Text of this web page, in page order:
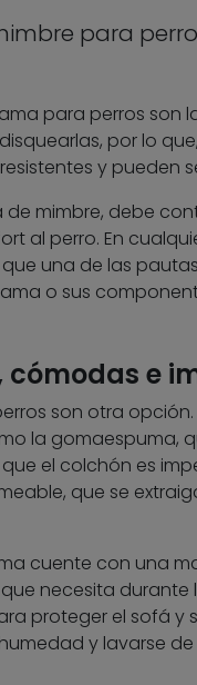
para
para perros son
por lo
y pueden
de mimbre, debe
al perro. En
que una de las
o sus
cómodas e
son otra
la gomaespuma,
el colchón es
que se
cuente con una
necesita durante
proteger el sofá y
y lavarse